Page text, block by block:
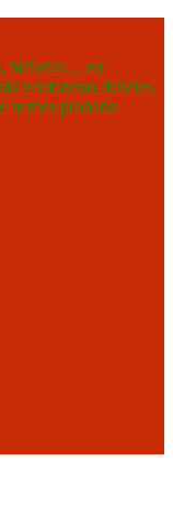
biciletas… en
verdaderas delicias.
hemos probado